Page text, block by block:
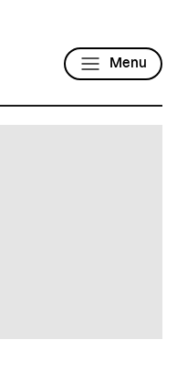
Menu